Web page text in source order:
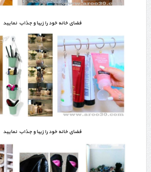
فضای خانه خود را زیبا و جذاب نمایید
فضای خانه خود را زیبا و جذاب نمایید